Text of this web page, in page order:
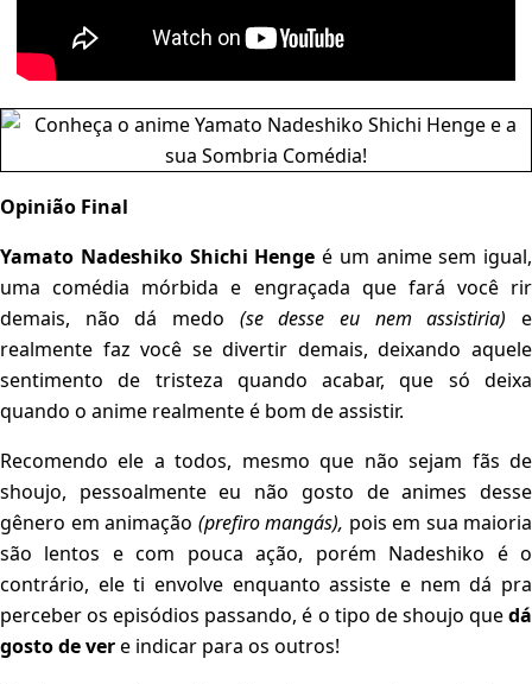
Opinião Final
Yamato Nadeshiko Shichi Henge é um anime sem igual,
uma comédia mórbida e engraçada que fará você rir
demais, não dá medo (se desse eu nem assistiria) e
realmente faz você se divertir demais, deixando aquele
sentimento de tristeza quando acabar, que só deixa
quando o anime realmente é bom de assistir.
Recomendo ele a todos, mesmo que não sejam fãs de
shoujo, pessoalmente eu não gosto de animes desse
gênero em animação (prefiro mangás), pois em sua maioria
são lentos e com pouca ação, porém Nadeshiko é o
contrário, ele ti envolve enquanto assiste e nem dá pra
perceber os episódios passando, é o tipo de shoujo quedá
gosto de vere indicar para os outros!